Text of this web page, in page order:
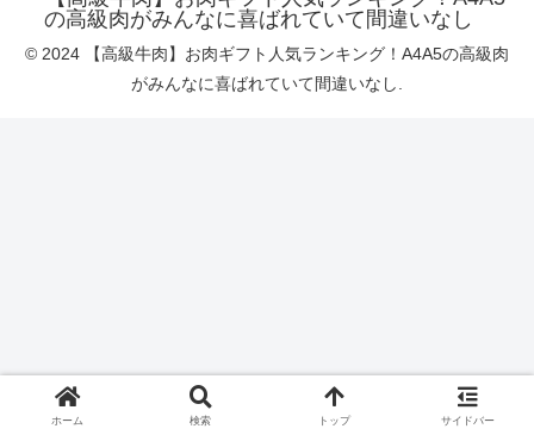
の高級肉がみんなに喜ばれていて間違いなし
© 2024 【高級牛肉】お肉ギフト人気ランキング！A4A5の高級肉
がみんなに喜ばれていて間違いなし.
ホーム 検索 トップ サイドバー